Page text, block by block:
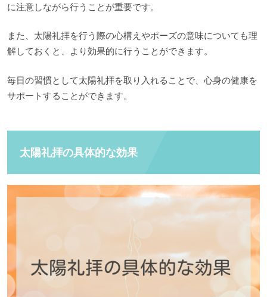
に注意しながら行うことが重要です。
また、太陽礼拝を行う際の心構えやポーズの意味についても理
解しておくと、より効果的に行うことができます。
毎日の習慣として太陽礼拝を取り入れることで、心身の健康を
サポートすることができます。
太陽礼拝の具体的な効果